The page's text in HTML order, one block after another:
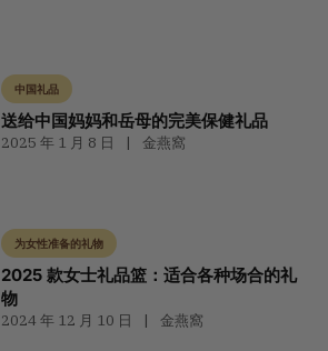
中国礼品
送给中国妈妈和岳母的完美保健礼品
2025 年 1 月 8 日 金燕窩
为女性准备的礼物
2025 款女士礼品篮：适合各种场合的礼
物
2024 年 12 月 10 日 金燕窩